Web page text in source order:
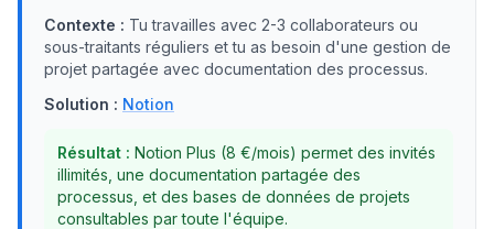
Contexte : Tu travailles avec 2-3 collaborateurs ou
sous-traitants réguliers et tu as besoin d'une gestion de
projet partagée avec documentation des processus.
Solution : Notion
Résultat : Notion Plus (8 €/mois) permet des invités
illimités, une documentation partagée des
processus, et des bases de données de projets
consultables par toute l'équipe.